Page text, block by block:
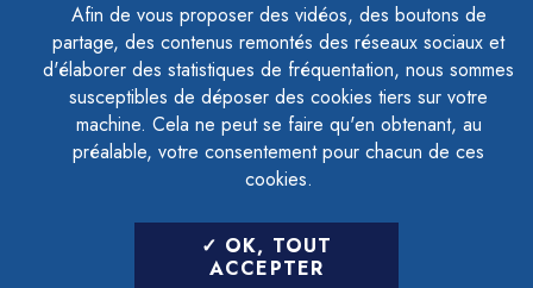
Afin de vous proposer des vidéos, des boutons de
partage, des contenus remontés des réseaux sociaux et
d'élaborer des statistiques de fréquentation, nous sommes
susceptibles de déposer des cookies tiers sur votre
machine. Cela ne peut se faire qu'en obtenant, au
préalable, votre consentement pour chacun de ces
cookies.
OK, TOUT
ACCEPTER
ACCESSIBILITÉ - PARTIELLEMENT CONFORME
PLAN DU SITE
MENTIONS LÉGALES
CONTACTER LE DÉLÉGUÉ À LA PROTECTION DES DONNÉES
GESTION DES COOKIES
LETTRE D'INFORMATION
SAISIR VOTRE ADRESSE E-MAIL
POUR VOUS INSCRIRE :